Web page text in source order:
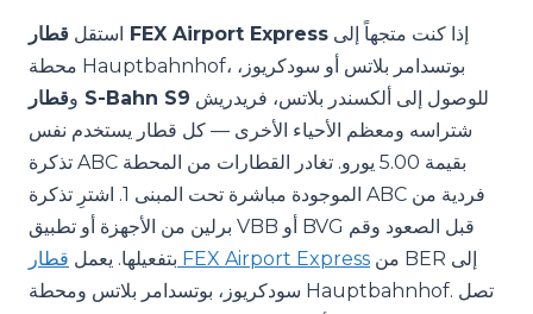
استقل قطار FEX Airport Express
محطة Hauptbahnhof، بوتسدامر بلاتس أو سودكريوز،
و قطار S-Bahn S9
شتراسه ومعظم الأحياء الأخرى — كل قطار يستخدم نفس
تذكرة ABC بقيمة 5.00 يورو. تغادر القطارات من المحطة
الموجودة مباشرة تحت المبنى 1. اشترِ تذكرة ABC فردية من
برلين من الأجهزة أو تطبيق VBB أو BVG قبل الصعود وقم
بتفعيلها. يعمل قطار FEX Airport Express
سودكريوز، بوتسدامر بلاتس ومحطة Hauptbahnhof. تصل